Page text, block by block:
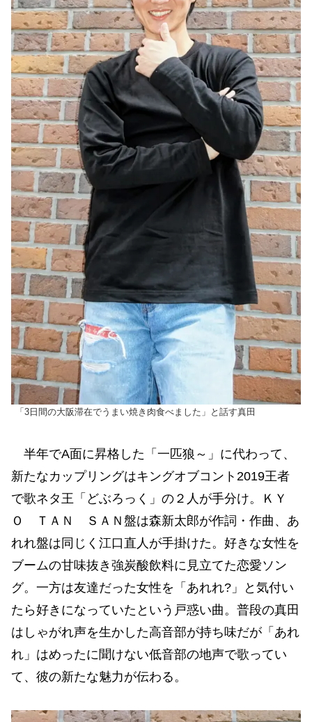
「3日間の大阪滞在でうまい焼き肉食べました」と話す真田
半年でA面に昇格した「一匹狼～」に代わって、
新たなカップリングはキングオブコント2019王者
で歌ネタ王「どぶろっく」の２人が手分け。ＫＹ
Ｏ ＴＡＮ ＳＡＮ盤は森新太郎が作詞・作曲、あ
れれ盤は同じく江口直人が手掛けた。好きな女性を
ブームの甘味抜き強炭酸飲料に見立てた恋愛ソン
グ。一方は友達だった女性を「あれれ?」と気付い
たら好きになっていたという戸惑い曲。普段の真田
はしゃがれ声を生かした高音部が持ち味だが「あれ
れ」はめったに聞けない低音部の地声で歌ってい
て、彼の新たな魅力が伝わる。